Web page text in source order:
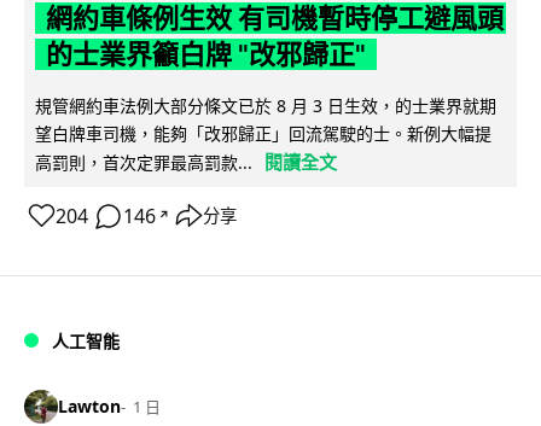
網約車條例生效 有司機暫時停工避風頭
的士業界籲白牌 "改邪歸正"
規管網約車法例大部分條文已於 8 月 3 日生效，的士業界就期
望白牌車司機，能夠「改邪歸正」回流駕駛的士。新例大幅提
高罰則，首次定罪最高罰款...
閱讀全文
204 146 ↗ 分享
人工智能
Lawton 1 日